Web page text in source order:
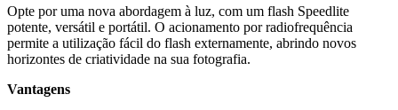
Opte por uma nova abordagem à luz, com um flash Speedlite
potente, versátil e portátil. O acionamento por radiofrequência
permite a utilização fácil do flash externamente, abrindo novos
horizontes de criatividade na sua fotografia.
Vantagens